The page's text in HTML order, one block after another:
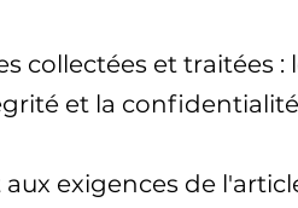
collectées et traitées
et la
exigences de